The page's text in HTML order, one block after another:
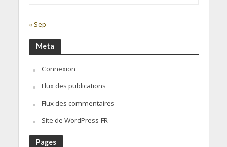
« Sep
Meta
Connexion
Flux des publications
Flux des commentaires
Site de WordPress-FR
Pages